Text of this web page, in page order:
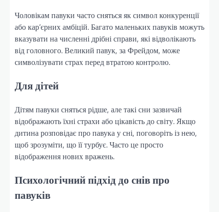
Чоловікам павуки часто сняться як символ конкуренції
або кар’єрних амбіцій. Багато маленьких павуків можуть
вказувати на численні дрібні справи, які відволікають
від головного. Великий павук, за Фрейдом, може
символізувати страх перед втратою контролю.
Для дітей
Дітям павуки сняться рідше, але такі сни зазвичай
відображають їхні страхи або цікавість до світу. Якщо
дитина розповідає про павука у сні, поговоріть із нею,
щоб зрозуміти, що її турбує. Часто це просто
відображення нових вражень.
Психологічний підхід до снів про
павуків